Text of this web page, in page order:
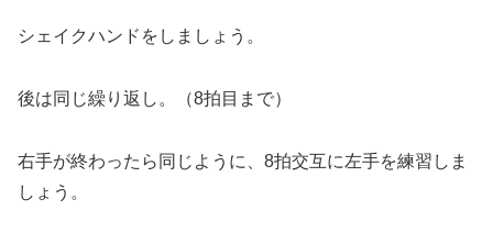
シェイクハンドをしましょう。
後は同じ繰り返し。（8拍目まで）
右手が終わったら同じように、8拍交互に左手を練習しま
しょう。